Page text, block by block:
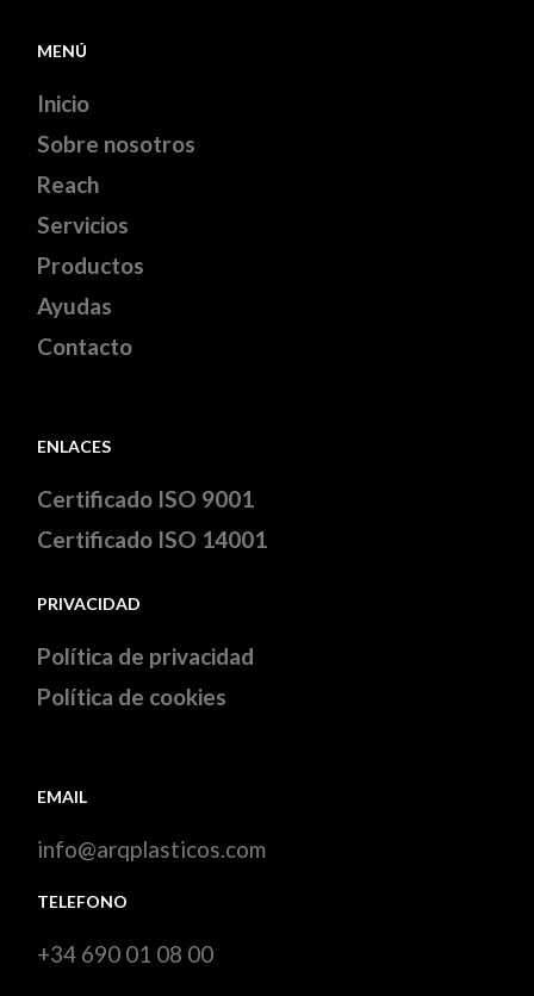
MENÚ
Inicio
Sobre nosotros
Reach
Servicios
Productos
Ayudas
Contacto
ENLACES
Certificado ISO 9001
Certificado ISO 14001
PRIVACIDAD
Política de privacidad
Política de cookies
EMAIL
info@arqplasticos.com
TELEFONO
+34 690 01 08 00